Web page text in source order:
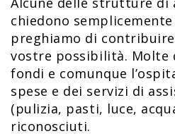
chiedono semplicemente
preghiamo di
vostre possibilità. Molte
fondi e comunque
spese e dei servizi di
(pulizia, pasti, luce,
riconosciuti.